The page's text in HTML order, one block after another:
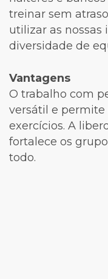
treinar sem
utilizar as nossas
diversidade de
Vantagens
O trabalho com
versátil e
exercícios. A
fortalece os
todo.